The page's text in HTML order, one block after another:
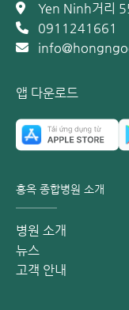
Yen Ninh거리
0911241661
앱 다운로드
홍옥 종합병원 소개
병원 소개
뉴스
고객 안내